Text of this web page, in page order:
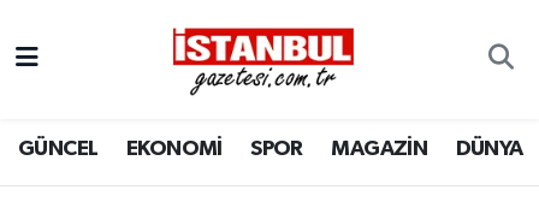
GÜNCEL EKONOMİ SPOR MAGAZİN DÜNYA
EKONOMİ
Nöbetçi Eczaneler
Hava Durumu